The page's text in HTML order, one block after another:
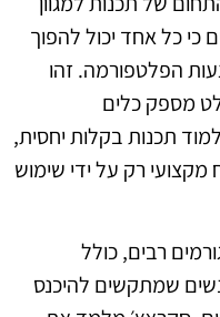
כל אחד יכול להפוך
הפלטפורמה. זהו
מספק כלים
תכנות בקלות יחסית,
רק על ידי שימוש
רבים, כולל
שמתקשים להיכנס